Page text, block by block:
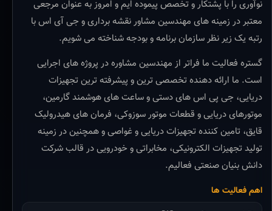
نوآوری را با پشتکار و تخصص پیموده ایم و امروز به عنوان مرجعی
معتبر در زمینه های مهندسین مشاور نقشه برداری و جی آی اس با
رتبه یک زیر نظر سازمان برنامه و بودجه شناخته می شویم.
گستره فعالیت ما فراتر از مهندسین مشاوره در پروژه های اجرایی
است. ما ارائه دهنده تخصصی ترین و پیشرفته ترین تجهیزات
دریایی، جی پی اس های دستی و ساعت های هوشمند گارمین،
موتورهای دریایی و قطعات موتور سوزوکی، فرمان های هیدرولیک
قایق، تامین کننده تجهیزات دریایی و غواصی و همچنین در زمینه
تولید تجهیزات الکترونیکی، مخابراتی و خودرویی در قالب شرکت
دانش بنیان صنعتی فعالیم.
اهم فعالیت ها